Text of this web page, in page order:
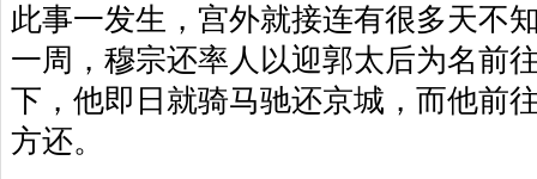
此事一发生，宫外就接连有很多天不
一周，穆宗还率人以迎郭太后为名前
下，他即日就骑马驰还京城，而他前
方还。